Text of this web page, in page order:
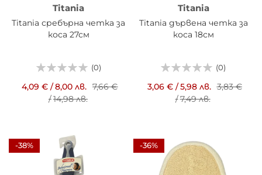
Titania
Titania сребърна четка за
коса 27см
(0)
4,09 € /8,00 лв. 7,66 €
/14,98 лв.
Titania
Titania дървена четка за
коса 18см
(0)
3,06 €/5,98 лв. 3,83 €
/7,49 лв.
-38% -36%